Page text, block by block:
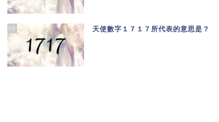
10 天使數字１７１７所代表的意思是？